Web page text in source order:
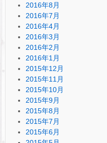
2016年8月
2016年7月
2016年4月
2016年3月
2016年2月
2016年1月
2015年12月
2015年11月
2015年10月
2015年9月
2015年8月
2015年7月
2015年6月